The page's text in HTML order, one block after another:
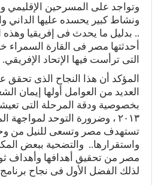
وتواجد على المسرحين الإقليمي
ونشاط كبير يحسده عليها الداني
.. بدليل ما يحدث فى إفريقيا وهذه
أحدثتها مصر فى القارة السمراء
التى ترأست فيها الإتحاد الإفريقي.
المؤكد أن هذا النجاح الذى
العديد من العوامل أولها إيمان
بخصوصية ودقة المرحلة التى
٢٠١٣ ، وضرورة التوحد
تستهدف مصر وتسعى للنيل من
واستقرارها.. والتضحية ببعض
مصر من تحقيق أهدافها وأهداف
لذلك الفضل الأول فى نجاح برنامج